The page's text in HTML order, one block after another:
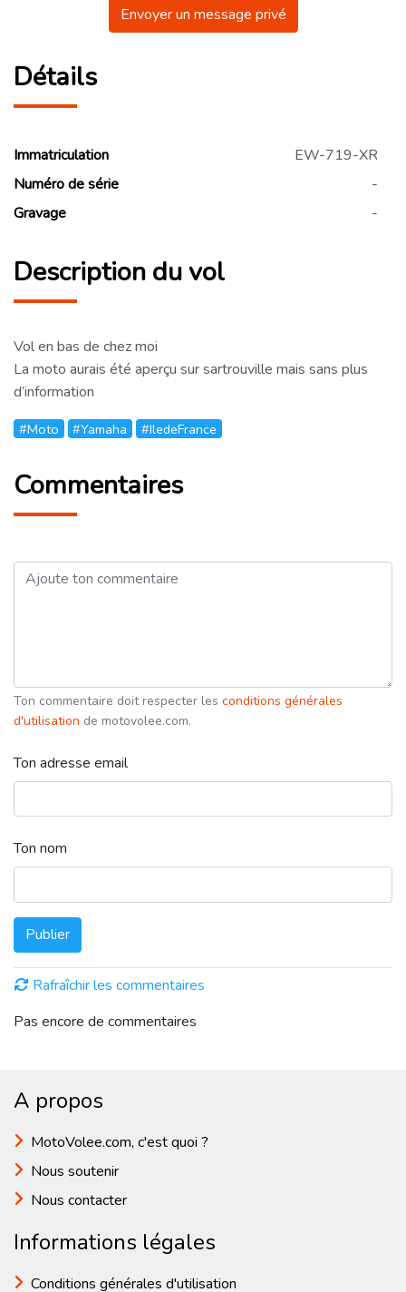
Envoyer un message privé
Détails
Immatriculation
EW-719-XR
Numéro de série
-
Gravage
-
Description du vol
Vol en bas de chez moi
La moto aurais été aperçu sur sartrouville mais sans plus
d’information
#Moto #Yamaha #IledeFrance
Commentaires
Ton commentaire doit respecter les conditions générales
d'utilisation de motovolee.com.
Ton adresse email
Ton nom
Publier
Rafraîchir les commentaires
Pas encore de commentaires
A propos
MotoVolee.com, c'est quoi ?
Nous soutenir
Nous contacter
Informations légales
Conditions générales d'utilisation